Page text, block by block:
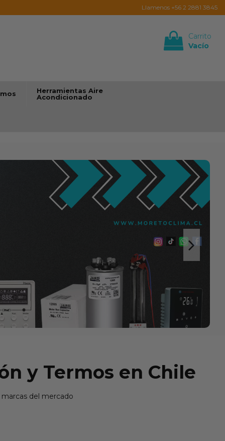
Llamenos +56 2 2881 3845
Carrito
Vacío
Herramientas Aire
Acondicionado
y Termos en Chile
del mercado